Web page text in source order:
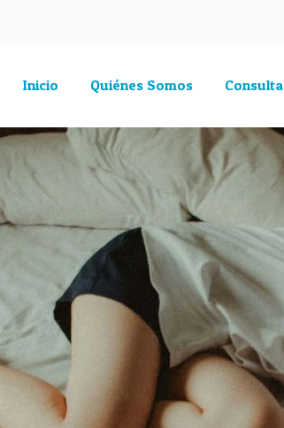
Inicio Quiénes Somos Consulta